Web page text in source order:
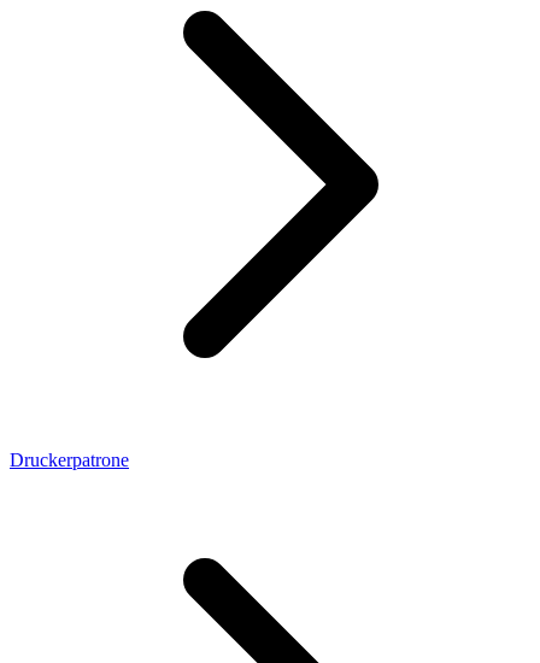
Druckerpatrone